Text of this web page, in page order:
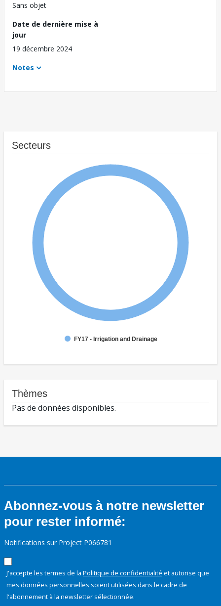
Sans objet
Date de dernière mise à
jour
19 décembre 2024
Notes
Secteurs
FY17 - Irrigation and Drainage
Thèmes
Pas de données disponibles.
Abonnez-vous à notre newsletter
pour rester informé:
Notifications sur Project P066781
J'accepte les termes de la Politique de confidentialité et autorise que
mes données personnelles soient utilisées dans le cadre de
l'abonnement à la newsletter sélectionnée.